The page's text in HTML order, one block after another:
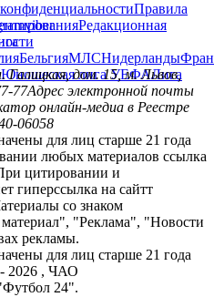
Правила
Редакционная
viber
БельгияМЛСНидерланды
Юношеская лига УЕФАЛига
Галицкая, дом. 15, м. Львов,
77Адрес электронной почты
онлайн-медиа в Реестре
06058
для лиц старше 21 года
любых материалов ссылка
цитировании и
гиперссылка на сайтт
со знаком
"Реклама", "Новости
рекламы.
для лиц старше 21 года
2026 , ЧАО
24".